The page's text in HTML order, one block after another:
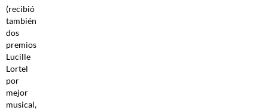
(recibió
también
dos
premios
Lucille
Lortel
por
mejor
musical,